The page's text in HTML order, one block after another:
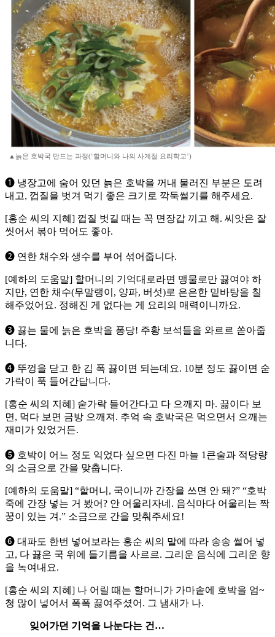
▲늙은 호박국 만드는 과정(‘할머니와 나의 사계절 요리학교’)
➊ 냉장고에 숨어 있던 늙은 호박을 꺼내 물러진 부분은 도려
내고, 껍질을 벗겨 먹기 좋은 크기로 깍둑썰기를 해주세요.
[홍순 씨의 지혜] 껍질 벗길 때는 꼭 면장갑 끼고 해. 씨앗은 잘
씻어서 볶아 먹어도 좋아.
➋ 연한 채수와 생수를 부어 섞어줍니다.
[예하의 도움말] 할머니의 기억대로라면 맹물로만 끓여야 하
지만, 연한 채수(무말랭이, 양파, 버섯)로 은은한 밑바탕을 칠
해주었어요. 정해진 게 없다는 게 요리의 매력이니까요.
➌ 끓는 물에 늙은 호박을 퐁당! 주황 보석들을 와르르 쏟아줍
니다.
➍ 뚜껑을 닫고 한 김 폭 끓이면 되는데요. 10분 정도 끓이면 숟
가락이 푹 들어간답니다.
[홍순 씨의 지혜] 숟가락 들어간다고 다 으깨지 마. 끓이다 보
면, 먹다 보면 금방 으깨져. 추억 속 호박국은 먹으면서 으깨는
재미가 있었거든.
➎ 호박이 어느 정도 익었다 싶으면 다진 마늘 1큰술과 적당량
의 소금으로 간을 맞춥니다.
[예하의 도움말] “할머니, 국이니까 간장을 쓰면 안 돼?” “호박
죽에 간장 넣는 거 봤어? 안 어울리자네. 음식마다 어울리는 짝
꿍이 있는 겨.” 소금으로 간을 맞춰주세요!
➏ 대파도 한번 넣어보라는 홍순 씨의 말에 따라 송송 썰어 넣
고, 다 끓은 국 위에 들기름을 사르르. 그리운 음식에 그리운 향
을 녹여내요.
[홍순 씨의 지혜] 나 어릴 때는 할머니가 가마솥에 호박을 엄~
청 많이 넣어서 폭폭 끓여주셨어. 그 냄새가 나.
잊어가던 기억을 나눈다는 건…